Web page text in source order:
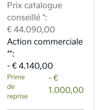
Prix catalogue
conseillé *:
€ 44.090,00
Action commerciale
**:
- € 4.140,00
Prime
de
reprise
- €
1.000,00